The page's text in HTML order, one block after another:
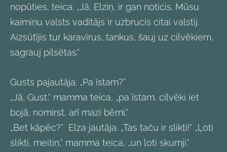
nopūties, teica: „Jā, Elziņ, ir gan noticis. Mūsu
kaimiņu valsts vadītājs ir uzbrucis citai valstij.
Aizsūtījis tur karavīrus, tankus, šauj uz cilvēkiem,
sagrauj pilsētas.”
Gusts pajautāja: „Pa īstam?”
„Jā, Gust,” mamma teica, „pa īstam, cilvēki iet
bojā, nomirst, arī mazi bērni.”
„Bet kāpēc?” Elza jautāja. „Tas taču ir slikti!” „Ļoti
slikti, meitiņ,” mamma teica, „un ļoti skumji.”